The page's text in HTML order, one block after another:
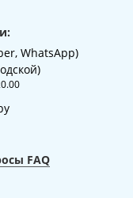
WhatsApp)
FAQ